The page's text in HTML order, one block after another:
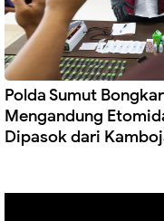
Polda Sumut
Mengandung
Dipasok dari